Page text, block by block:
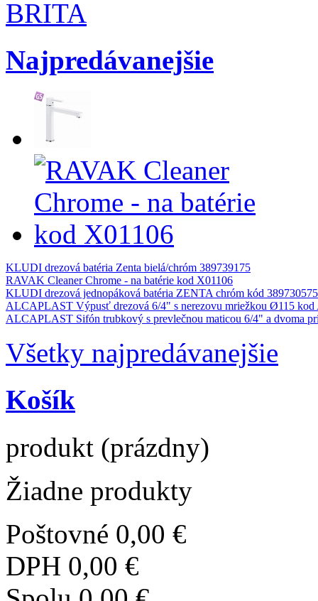
Najpredávanejšie
KLUDI drezová batéria Zenta bielá/chróm 389739175
RAVAK Cleaner Chrome - na batérie kod X01106
KLUDI drezová jednopáková batéria ZENTA chróm kód 389730575
ALCAPLAST Výpusť drezová 6/4" s nerezovu mriežkou Ø115 kod
ALCAPLAST Sifón trubkový s prevlečnou maticou 6/4" a dvoma
Všetky najpredávanejšie
Košík
produkt (prázdny)
Žiadne produkty
Poštovné 0,00 €
DPH 0,00 €